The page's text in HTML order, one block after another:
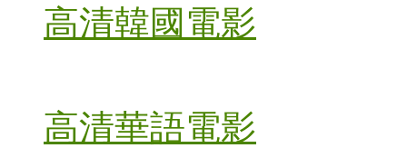
高清韓國電影
高清華語電影